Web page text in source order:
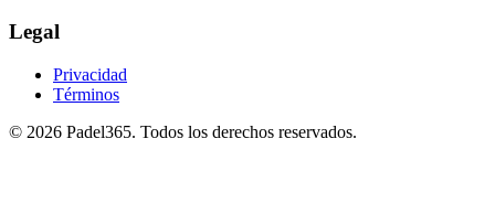
Legal
Privacidad
Términos
© 2026 Padel365. Todos los derechos reservados.